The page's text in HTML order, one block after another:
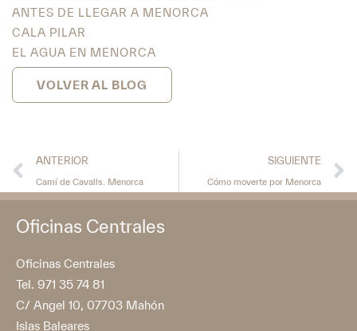
ANTES DE LLEGAR A MENORCA
CALA PILAR
EL AGUA EN MENORCA
VOLVER AL BLOG
ANTERIOR
Camí de Cavalls. Menorca
SIGUIENTE
Cómo moverte por Menorca
Oficinas Centrales
Oficinas Centrales
Tel. 971 35 74 81
C/ Angel 10, 07703 Mahón
Islas Baleares